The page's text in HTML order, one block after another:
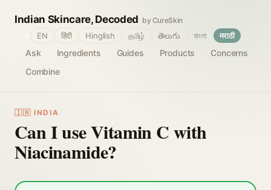
Indian Skincare, Decoded by CureSkin
Ask Ingredients Guides Products
Concerns
Combine
EN हिंदी Hinglish தமிழ் తెలుగు বাংলা मराठी
🇮🇳 INDIA
Can I use Vitamin C with
Niacinamide?